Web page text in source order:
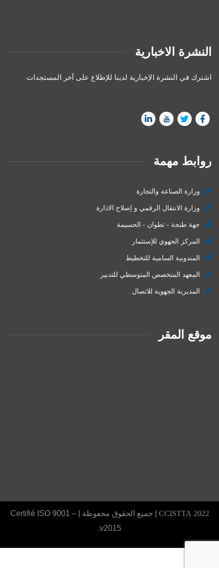
النشرة الاخبارية
اشترك في النشرة الإخبارية لدينا للإطلاع على آخر المستجدات
روابط مهمة
وزارة الصناعة والتجارة
وزارة الانتقال الرقمي و إصلاح الادارة
جهة طنجة - تطوان - الحسيمة
المركز الجهوي للإستثمار
المندوبية السامية للتخطيط
المعهد المتخصص المتوسطي للتدبير
المديرية الجهوية للاتصال
موقع المقر
2022 CCISTTA
| جميع الحقوق محفوظة | Certifié ISO 9001 –
v2015.